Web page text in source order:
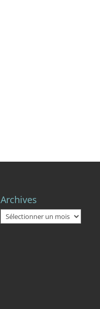
Archives
Archives